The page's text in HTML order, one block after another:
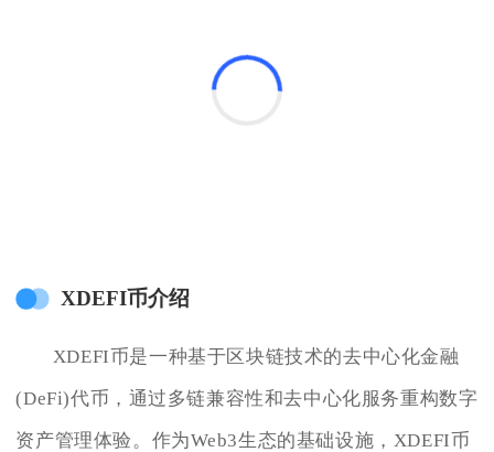
XDEFI币介绍
XDEFI币是一种基于区块链技术的去中心化金融
(DeFi)代币，通过多链兼容性和去中心化服务重构数字
资产管理体验。作为Web3生态的基础设施，XDEFI币